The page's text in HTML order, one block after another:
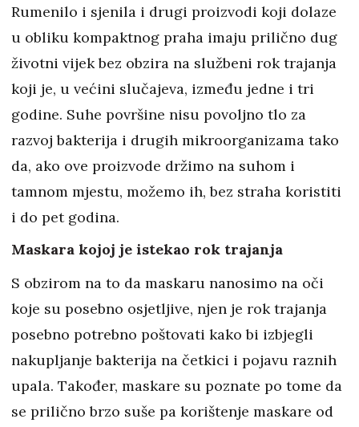
Rumenilo i sjenila i drugi proizvodi koji dolaze
u obliku kompaktnog praha imaju prilično dug
životni vijek bez obzira na službeni rok trajanja
koji je, u većini slučajeva, između jedne i tri
godine. Suhe površine nisu povoljno tlo za
razvoj bakterija i drugih mikroorganizama tako
da, ako ove proizvode držimo na suhom i
tamnom mjestu, možemo ih, bez straha koristiti
i do pet godina.
Maskara kojoj je istekao rok trajanja
S obzirom na to da maskaru nanosimo na oči
koje su posebno osjetljive, njen je rok trajanja
posebno potrebno poštovati kako bi izbjegli
nakupljanje bakterija na četkici i pojavu raznih
upala. Također, maskare su poznate po tome da
se prilično brzo suše pa korištenje maskare od